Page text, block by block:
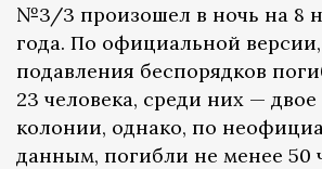
№3/3 произошел в ночь на 8
года. По официальной
подавления беспорядков
23 человека, среди них —
колонии, однако, по
данным, погибли не менее 50